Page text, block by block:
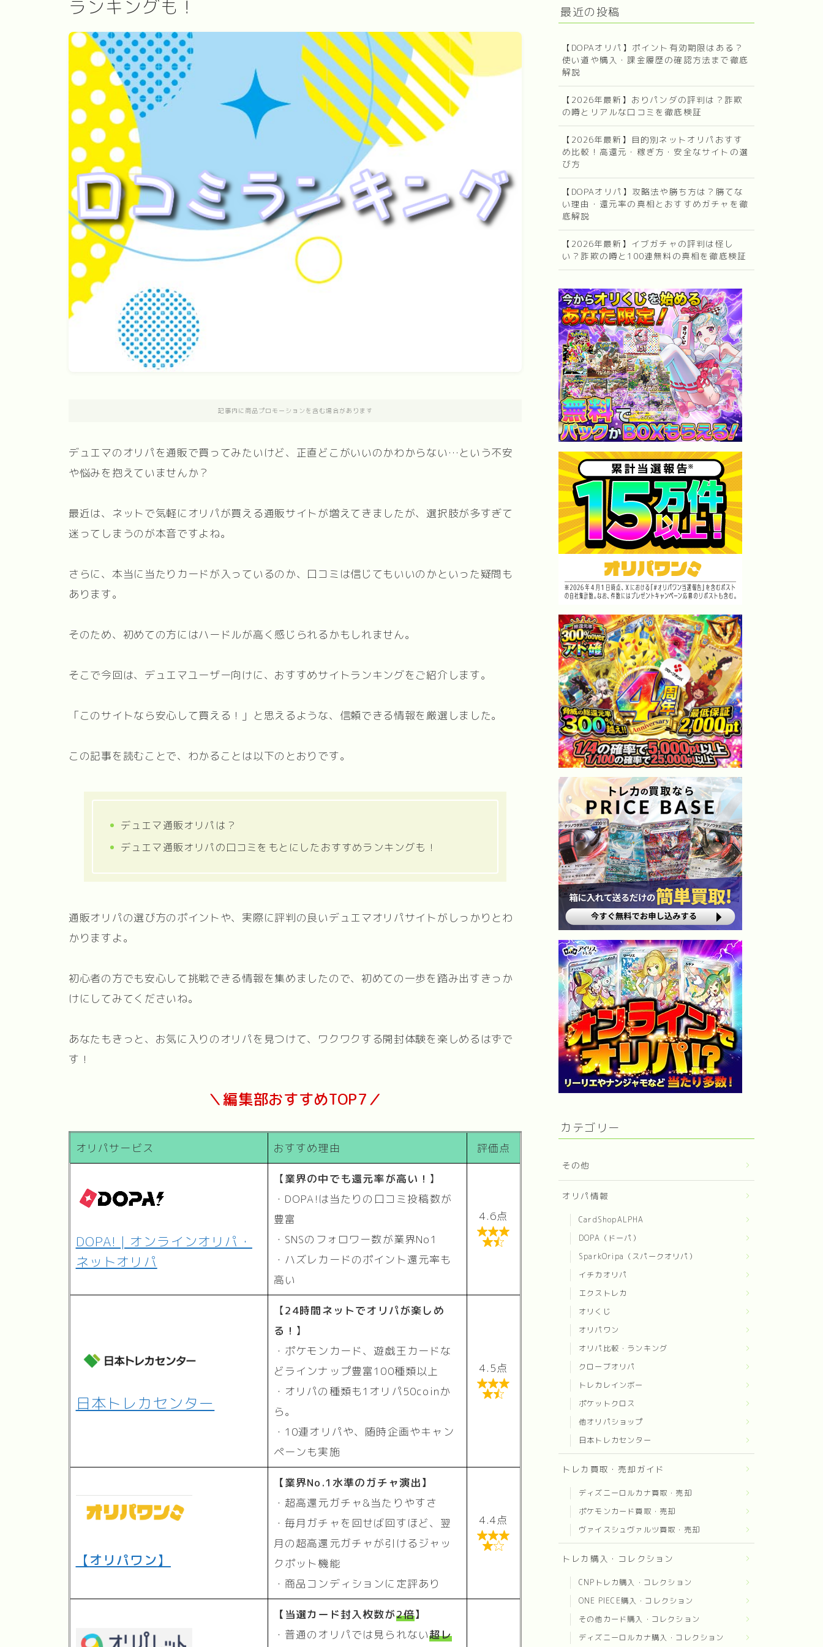
ランキングも！
記事内に商品プロモーションを含む場合があります
デュエマのオリパを通販で買ってみたいけど、正直どこがいいのかわからない…という不安
や悩みを抱えていませんか？
最近は、ネットで気軽にオリパが買える通販サイトが増えてきましたが、選択肢が多すぎて
迷ってしまうのが本音ですよね。
さらに、本当に当たりカードが入っているのか、口コミは信じてもいいのかといった疑問も
あります。
そのため、初めての方にはハードルが高く感じられるかもしれません。
そこで今回は、デュエマユーザー向けに、おすすめサイトランキングをご紹介します。
「このサイトなら安心して買える！」と思えるような、信頼できる情報を厳選しました。
この記事を読むことで、わかることは以下のとおりです。
デュエマ通販オリパは？
デュエマ通販オリパの口コミをもとにしたおすすめランキングも！
通販オリパの選び方のポイントや、実際に評判の良いデュエマオリパサイトがしっかりとわ
かりますよ。
初心者の方でも安心して挑戦できる情報を集めましたので、初めての一歩を踏み出すきっか
けにしてみてくださいね。
あなたもきっと、お気に入りのオリパを見つけて、ワクワクする開封体験を楽しめるはずで
す！
＼編集部おすすめTOP7／
オリパサービス おすすめ理由 評価点
DOPA! | オンラインオリパ・
ネットオリパ
【業界の中でも還元率が高い！ 】
・DOPA!は当たりの口コミ投稿数が
豊富
・SNSのフォロワー数が業界No1
・ハズレカードのポイント還元率も
高い
4.6点


日本トレカセンター
【24時間ネットでオリパが楽しめ
る！ 】
・ポケモンカード、遊戯王カードな
どラインナップ豊富100種類以上
・オリパの種類も1オリパ50coinか
ら。
・10連オリパや、随時企画やキャン
ペーンも実施
4.5点


【オリパワン】
【業界No.1水準のガチャ演出】
・超高還元ガチャ&当たりやすさ
・毎月ガチャを回せば回すほど、翌
月の超高還元ガチャが引けるジャッ
クポット機能
・商品コンディションに定評あり
4.4点


【当選カード封入枚数が2倍】
・普通のオリパでは見られない超レ
最近の投稿
【DOPAオリパ】ポイント有効期限はある？
使い道や購入・課金履歴の確認方法まで徹底
解説
【2026年最新】おりパンダの評判は？詐欺
の噂とリアルな口コミを徹底検証
【2026年最新】目的別ネットオリパおすす
め比較！高還元・稼ぎ方・安全なサイトの選
び方
【DOPAオリパ】攻略法や勝ち方は？勝てな
い理由・還元率の真相とおすすめガチャを徹
底解説
【2026年最新】イブガチャの評判は怪し
い？詐欺の噂と100連無料の真相を徹底検証
カテゴリー
その他
オリパ情報
CardShopALPHA
DOPA（ドーパ）
SparkOripa（スパークオリパ）
イチカオリパ
エクストレカ
オリくじ
オリパワン
オリパ比較・ランキング
クローブオリパ
トレカレインボー
ポケットクロス
他オリパショップ
日本トレカセンター
トレカ買取・売却ガイド
ディズニーロルカナ買取・売却
ポケモンカード買取・売却
ヴァイスシュヴァルツ買取・売却
トレカ購入・コレクション
CNPトレカ購入・コレクション
ONE PIECE購入・コレクション
その他カード購入・コレクション
ディズニーロルカナ購入・コレクション